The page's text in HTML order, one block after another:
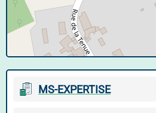
MS-EXPERTISE